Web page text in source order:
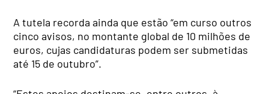
A tutela recorda ainda que estão “em curso outros
cinco avisos, no montante global de 10 milhões de
euros, cujas candidaturas podem ser submetidas
até 15 de outubro”.